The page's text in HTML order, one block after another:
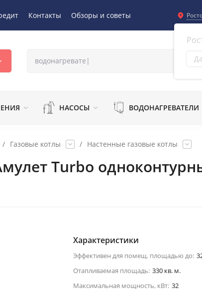
Контакты Обзоры и советы
Да
НАСОСЫ ВОДОНАГРЕВАТЕЛИ
/ Газовые котлы / Настенные газовые котлы
Turbo
Характеристики
Эффективен для помещ. площадью до:
Отапливаемая площадь: 330 кв. м.
Максимальная мощность, кВт: 32